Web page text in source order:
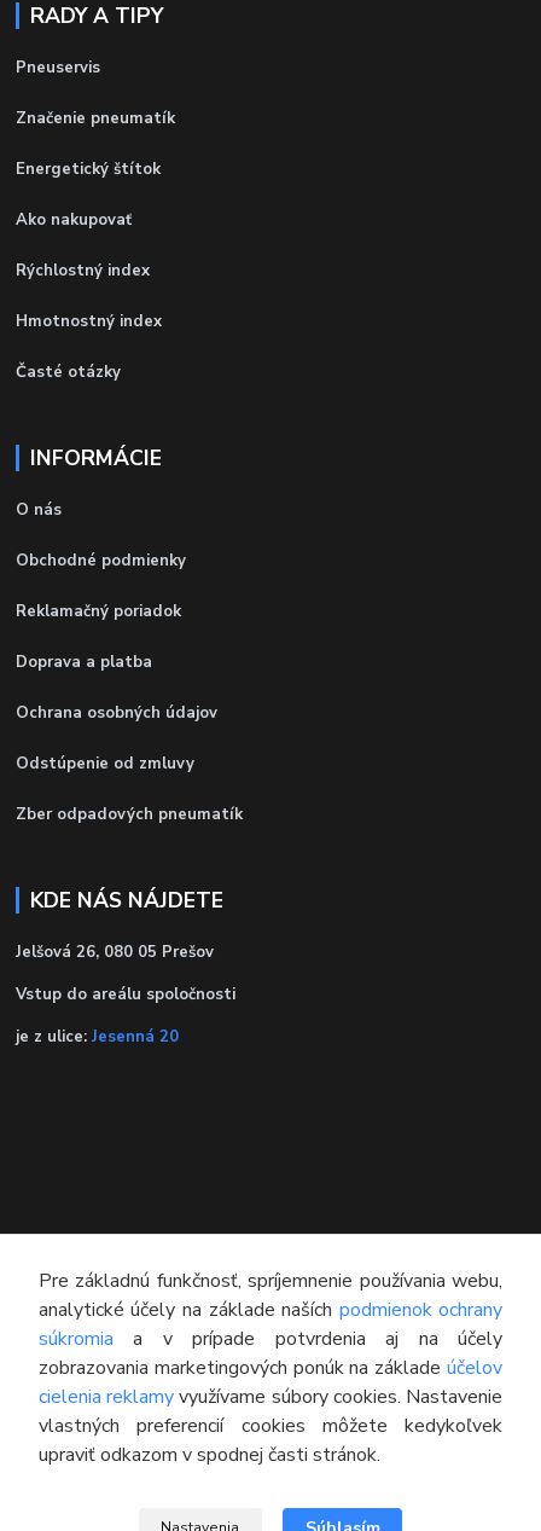
RADY A TIPY
Pneuservis
Značenie pneumatík
Energetický štítok
Ako nakupovať
Rýchlostný index
Hmotnostný index
Časté otázky
INFORMÁCIE
O nás
Obchodné podmienky
Reklamačný poriadok
Doprava a platba
Ochrana osobných údajov
Odstúpenie od zmluvy
Zber odpadových pneumatík
KDE NÁS NÁJDETE
Jelšová 26, 080 05 Prešov
Vstup do areálu spoločnosti
je z ulice: Jesenná 20
KONTAKT
Technický poradca
0948 609 608
(Po-Pia, 8:00-16:30)
Pre základnú funkčnosť, spríjemnenie používania webu,
analytické účely na základe naších podmienok ochrany
súkromia a v prípade potvrdenia aj na účely
zobrazovania marketingových ponúk na základeúčelov
cielenia reklamyvyužívame súbory cookies. Nastavenie
vlastných preferencií cookies môžete kedykoľvek
upraviť odkazom v spodnej časti stránok.